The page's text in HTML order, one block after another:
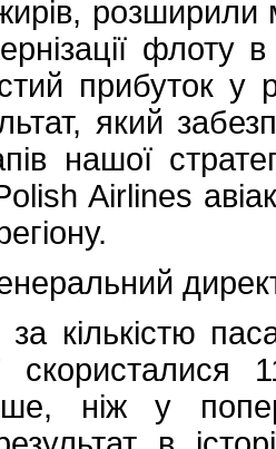
флоту
прибуток у
який
нашої
Airlines
за кількістю
ніж у